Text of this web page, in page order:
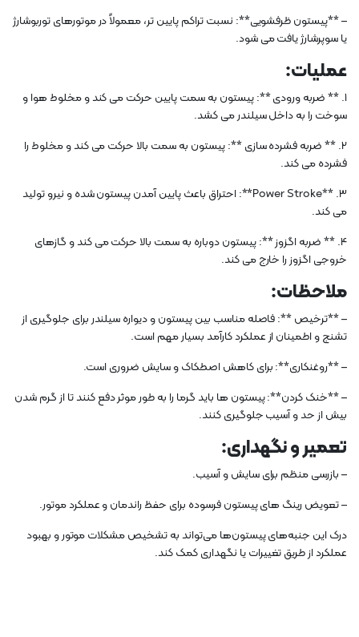
– **پیستون ظرفشویی**: نسبت تراکم پایین تر، معمولاً در موتورهای توربوشارژ
یا سوپرشارژ یافت می شود.
عملیات:
1. ** ضربه ورودی **: پیستون به سمت پایین حرکت می کند و مخلوط هوا و
سوخت را به داخل سیلندر می کشد.
2. ** ضربه فشرده سازی **: پیستون به سمت بالا حرکت می کند و مخلوط را
فشرده می کند.
3. **Power Stroke**: احتراق باعث پایین آمدن پیستون شده و نیرو تولید
می کند.
4. ** ضربه اگزوز **: پیستون دوباره به سمت بالا حرکت می کند و گازهای
خروجی اگزوز را خارج می کند.
ملاحظات:
– **ترخیص **: فاصله مناسب بین پیستون و دیواره سیلندر برای جلوگیری از
تشنج و اطمینان از عملکرد کارآمد بسیار مهم است.
– **روغنکاری**: برای کاهش اصطکاک و سایش ضروری است.
– **خنک کردن**: پیستون ها باید گرما را به طور موثر دفع کنند تا از گرم شدن
بیش از حد و آسیب جلوگیری کنند.
تعمیر و نگهداری:
– بازرسی منظم برای سایش و آسیب.
– تعویض رینگ های پیستون فرسوده برای حفظ راندمان و عملکرد موتور.
درک این جنبه‌های پیستون‌ها می‌تواند به تشخیص مشکلات موتور و بهبود
عملکرد از طریق تغییرات یا نگهداری کمک کند.